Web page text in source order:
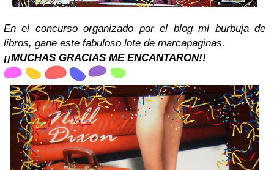
En el concurso organizado por el blog mi burbuja de
libros, gane este fabuloso lote de marcapaginas.
¡¡MUCHAS GRACIAS ME ENCANTARON!!